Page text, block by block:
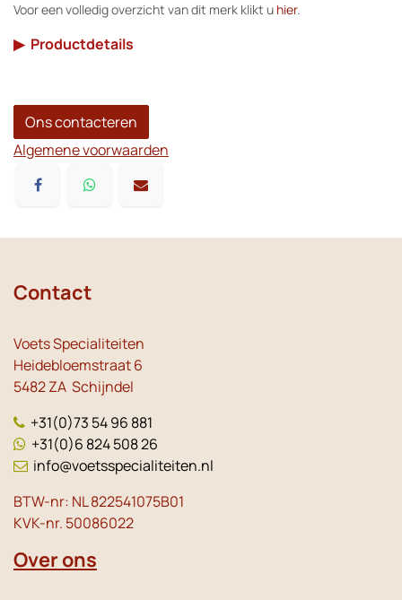
Voor een volledig overzicht van dit merk klikt u hier.
▶ Productdetails
Ons contacteren
Algemene voorwaarden
Contact
Voets Specialiteiten
Heidebloemstraat 6
5482 ZA Schijndel
+31(0)73 54 96 881
+31(0)6 824 508 26
info@voetsspecialiteiten.nl
BTW-nr: NL 822541075B01
KVK-nr. 50086022
Over ons